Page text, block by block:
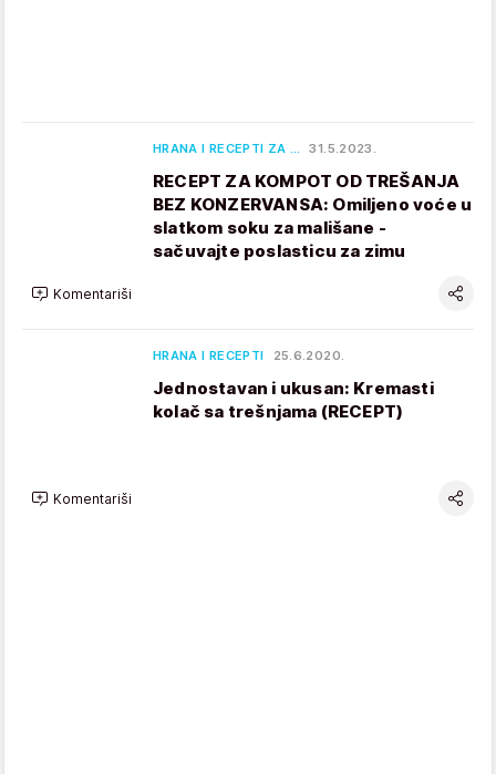
HRANA I RECEPTI ZA … 31.5.2023.
RECEPT ZA KOMPOT OD TREŠANJA
BEZ KONZERVANSA: Omiljeno voće u
slatkom soku za mališane -
sačuvajte poslasticu za zimu
Komentariši
HRANA I RECEPTI 25.6.2020.
Jednostavan i ukusan: Kremasti
kolač sa trešnjama (RECEPT)
Komentariši